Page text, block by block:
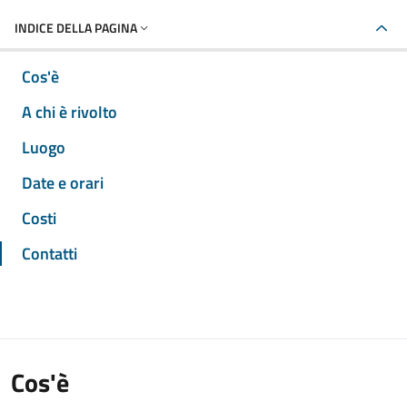
INDICE DELLA PAGINA
Cos'è
A chi è rivolto
Luogo
Date e orari
Costi
Contatti
Cos'è